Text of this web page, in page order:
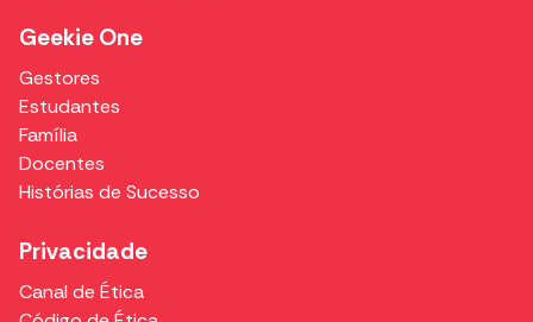
Geekie One
Gestores
Estudantes
Família
Docentes
Histórias de Sucesso
Privacidade
Canal de Ética